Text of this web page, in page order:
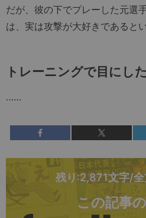
だが、彼の下でプレーした元選
は、実は攻撃が大好きであると
トレーニングで目にし
……
残り:2,871文字/
この記事